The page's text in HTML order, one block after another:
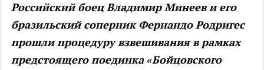
Российский боец Владимир Минеев и его
бразильский соперник Фернандо Родригес
прошли процедуру взвешивания в рамках
предстоящего поединка «Бойцовского